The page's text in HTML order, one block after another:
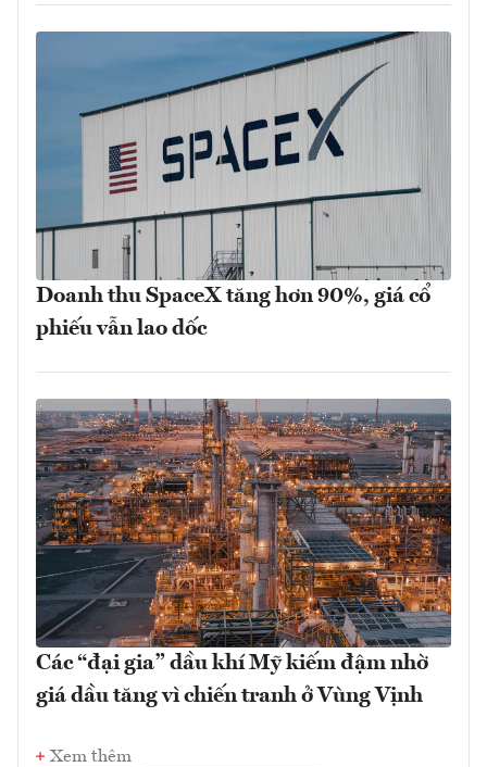
Doanh thu SpaceX tăng hơn 90%, giá cổ
phiếu vẫn lao dốc
Các “đại gia” dầu khí Mỹ kiếm đậm nhờ
giá dầu tăng vì chiến tranh ở Vùng Vịnh
Xem thêm